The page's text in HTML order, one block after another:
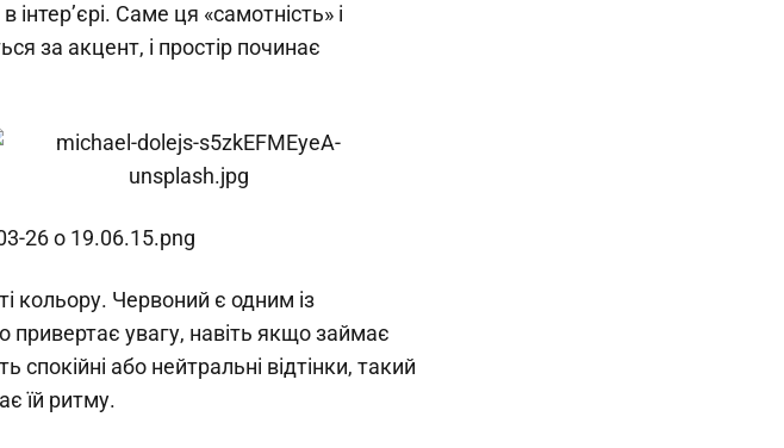
Саме ця «самотність» і
за акцент, і простір починає
кольору. Червоний є одним із
привертає увагу, навіть якщо займає
або нейтральні відтінки, такий
їй ритму.